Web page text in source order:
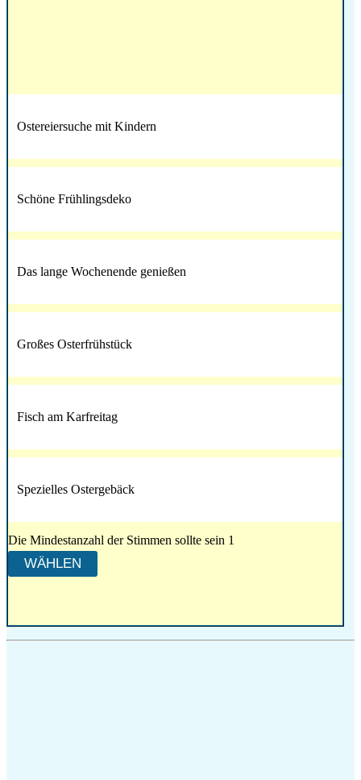
Ostereiersuche mit Kindern
Schöne Frühlingsdeko
Das lange Wochenende genießen
Großes Osterfrühstück
Fisch am Karfreitag
Spezielles Ostergebäck
Die Mindestanzahl der Stimmen sollte sein 1